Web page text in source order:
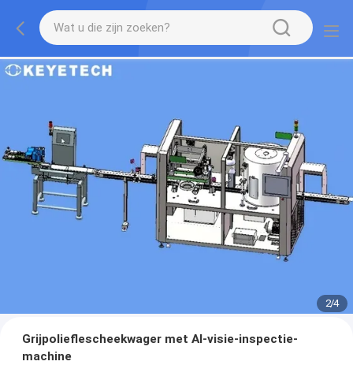
2/4
Grijpolieflescheekwager met AI-visie-inspectie-
machine